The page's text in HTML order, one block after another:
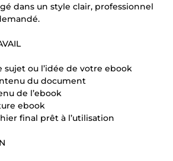
dans un style clair, professionnel
sujet ou l’idée de votre ebook
du document
de l’ebook
ebook
final prêt à l’utilisation